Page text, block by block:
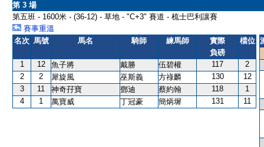
第 3 場
第五班 - 1600米 - (36-12) - 草地 - "C+3" 賽道 - 梳士巴利讓賽
賽事重溫
名次 馬號 馬名 騎師 練馬師
實際
負磅
檔位
1 12 魚子將 戴勝 伍碧權 117
2
2
2 犀旋風 巫斯義 方祿麟 130
12
3
11 神奇孖寶 鄧迪 蔡約翰 118
1
4
1 萬寶威 丁冠豪 簡炳墀 131 11